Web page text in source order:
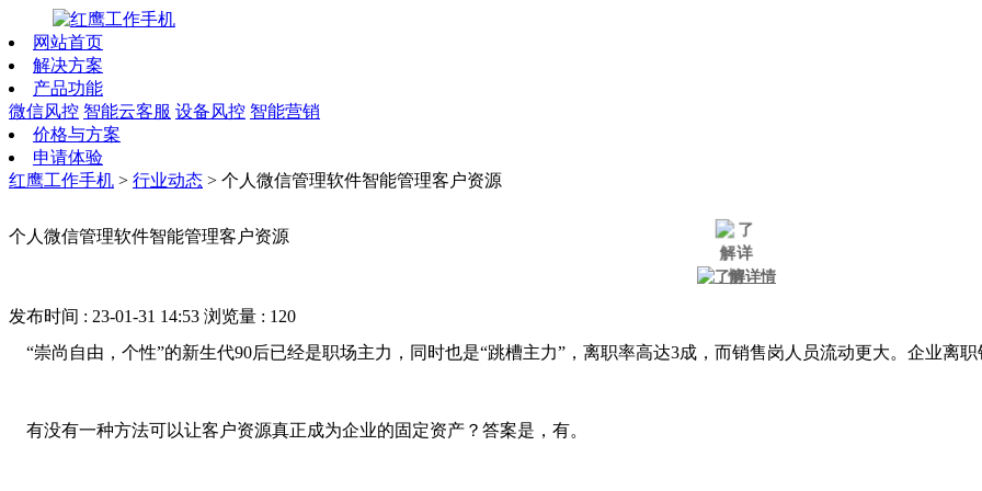
网站首页
解决方案
产品功能
微信风控 智能云客服 设备风控 智能营销
价格与方案
申请体验
红鹰工作手机 > 行业动态 > 个人微信管理软件智能管理客户资源
个人微信管理软件智能管理客户资源
发布时间 : 23-01-31 14:53 浏览量 : 120
“崇尚自由，个性”的新生代90后已经是职场主力，同时也是“跳槽主力” ，离职率高达3成，而销售岗人员流动更大。企业离职
有没有一种方法可以让客户资源真正成为企业的固定资产？答案是，有。